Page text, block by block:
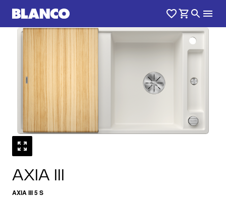
AXIA III
AXIA III 5 S
1 0